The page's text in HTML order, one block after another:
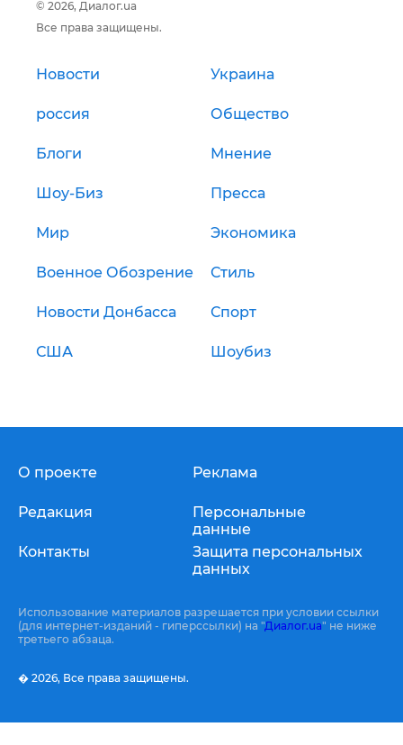
© 2026, Диалог.ua
Все права защищены.
Новости Украина
россия Общество
Блоги Мнение
Шоу-Биз Пресса
Мир Экономика
Военное Обозрение Стиль
Новости Донбасса Спорт
США Шоубиз
О проекте
Редакция
Контакты
Реклама
Персональные
данные
Защита персональных
данных
Использование материалов разрешается при условии ссылки
(для интернет-изданий - гиперссылки) на "Диалог.ua" не ниже
третьего абзаца.
� 2026, Все права защищены.